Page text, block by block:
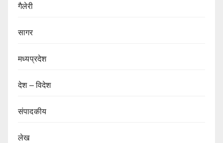
गैलेरी
सागर
मध्यप्रदेश
देश – विदेश
संपादकीय
लेख